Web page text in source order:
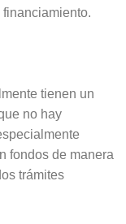
tienen un
no hay
fondos de manera
trámites